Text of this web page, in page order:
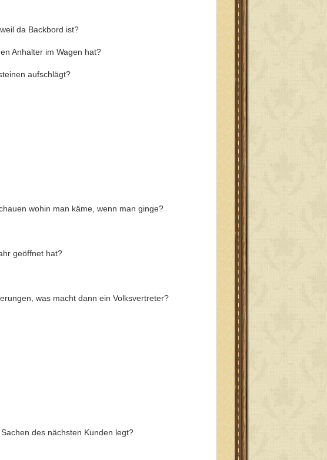
da Backbord ist?
Anhalter im Wagen hat?
aufschlägt?
wohin man käme, wenn man ginge?
geöffnet hat?
was macht dann ein Volksvertreter?
des nächsten Kunden legt?